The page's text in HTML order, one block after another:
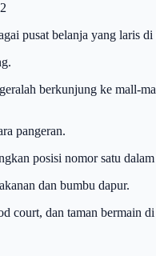
pusat belanja yang laris di
berkunjung ke mall-
pangeran.
posisi nomor satu
dan bumbu dapur.
court, dan taman bermain